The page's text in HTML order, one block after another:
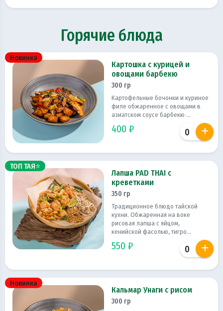
Горячие блюда
Новинка
Картошка с курицей и
овощами барбекю
300 гр
Картофельные бочонки и куриное
филе обжаренное с овощами в
азиатском соусе барбекю ...
400 ₽
ТОП ТАЯ⭐
Лапша PAD THAI с
креветками
350 гр
Традиционное блюдо тайской
кухни. Обжаренная на воке
рисовая лапша с яйцом,
кенийской фасолью, тигро...
550 ₽
Новинка
Кальмар Унаги с рисом
300 гр